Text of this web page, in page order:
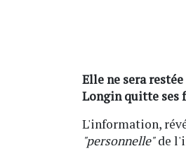
Elle ne sera
Longin quitte ses
L'information,
"personnelle"de